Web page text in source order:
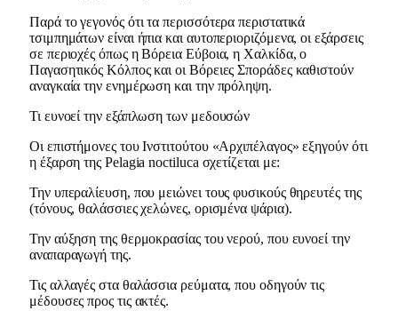
Παρά το γεγονός ότι τα περισσότερα περιστατικά
τσιμπημάτων είναι ήπια και αυτοπεριοριζόμενα, οι εξάρσεις
σε περιοχές όπως η Βόρεια Εύβοια, η Χαλκίδα, ο
Παγασητικός Κόλπος και οι Βόρειες Σποράδες καθιστούν
αναγκαία την ενημέρωση και την πρόληψη.
Τι ευνοεί την εξάπλωση των μεδουσών
Οι επιστήμονες του Ινστιτούτου «Αρχιπέλαγος» εξηγούν ότι
η έξαρση της Pelagia noctiluca σχετίζεται με:
Την υπεραλίευση, που μειώνει τους φυσικούς θηρευτές της
(τόνους, θαλάσσιες χελώνες, ορισμένα ψάρια).
Την αύξηση της θερμοκρασίας του νερού, που ευνοεί την
αναπαραγωγή της.
Τις αλλαγές στα θαλάσσια ρεύματα, που οδηγούν τις
μέδουσες προς τις ακτές.